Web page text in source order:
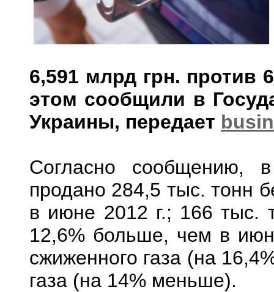
6,591 млрд грн. против
этом сообщили в
Украины, передает
Согласно
продано 284,5 тыс. тонн
в июне 2012 г.; 166 тыс.
12,6% больше, чем в
сжиженного газа (на
газа (на 14% меньше).